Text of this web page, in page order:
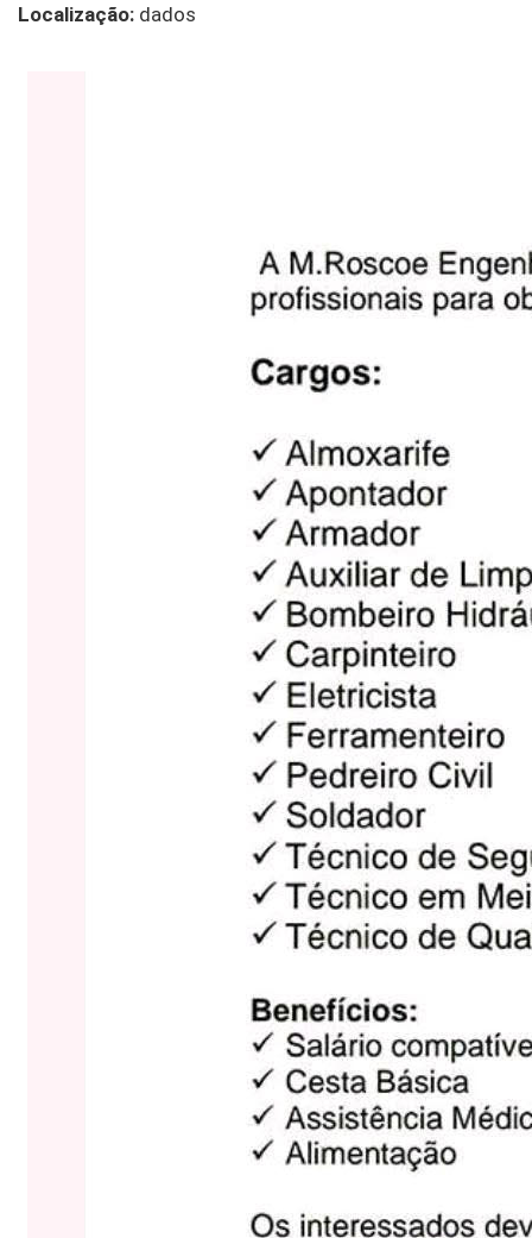
Localização: dados